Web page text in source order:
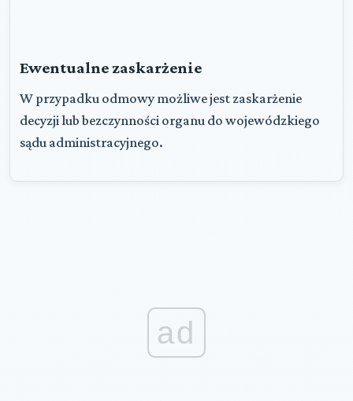
Ewentualne zaskarżenie
W przypadku odmowy możliwe jest zaskarżenie
decyzji lub bezczynności organu do wojewódzkiego
sądu administracyjnego.
ad